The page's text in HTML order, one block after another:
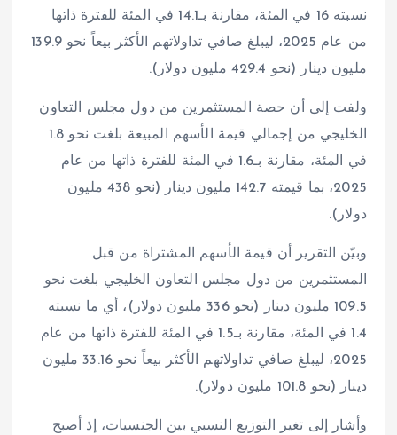
نسبته 16 في المئة، مقارنة بـ14.1 في المئة للفترة ذاتها
من عام 2025، ليبلغ صافي تداولاتهم الأكثر بيعاً نحو 139.9
مليون دينار (نحو 429.4 مليون دولار).
ولفت إلى أن حصة المستثمرين من دول مجلس التعاون
الخليجي من إجمالي قيمة الأسهم المبيعة بلغت نحو 1.8
في المئة، مقارنة بـ1.6 في المئة للفترة ذاتها من عام
2025، بما قيمته 142.7 مليون دينار (نحو 438 مليون
دولار).
وبيّن التقرير أن قيمة الأسهم المشتراة من قبل
المستثمرين من دول مجلس التعاون الخليجي بلغت نحو
109.5 مليون دينار (نحو 336 مليون دولار)، أي ما نسبته
1.4 في المئة، مقارنة بـ1.5 في المئة للفترة ذاتها من عام
2025، ليبلغ صافي تداولاتهم الأكثر بيعاً نحو 33.16 مليون
دينار (نحو 101.8 مليون دولار).
وأشار إلى تغير التوزيع النسبي بين الجنسيات، إذ أصبح